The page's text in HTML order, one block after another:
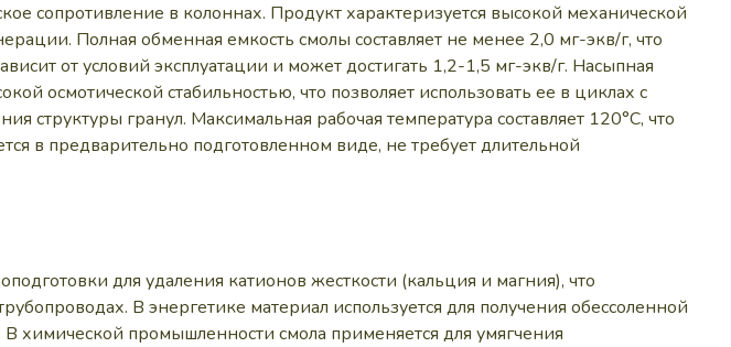
сопротивление в колоннах. Продукт характеризуется высокой механической
Полная обменная емкость смолы составляет не менее 2,0 мг-экв/г, что
от условий эксплуатации и может достигать 1,2-1,5 мг-экв/г. Насыпная
осмотической стабильностью, что позволяет использовать ее в циклах с
гранул. Максимальная рабочая температура составляет 120°С, что
в предварительно подготовленном виде, не требует длительной
для удаления катионов жесткости (кальция и магния), что
В энергетике материал используется для получения обессоленной
химической промышленности смола применяется для умягчения